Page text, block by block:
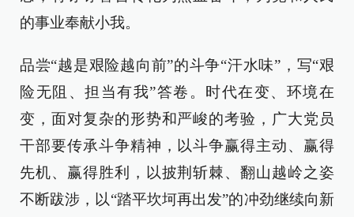
的事业奉献小我。
品尝“越是艰险越向前”的斗争“汗水味”，写“艰
险无阻、担当有我”答卷。时代在变、环境在
变，面对复杂的形势和严峻的考验，广大党员
干部要传承斗争精神，以斗争赢得主动、赢得
先机、赢得胜利，以披荆斩棘、翻山越岭之姿
不断跋涉，以“踏平坎坷再出发”的冲劲继续向新